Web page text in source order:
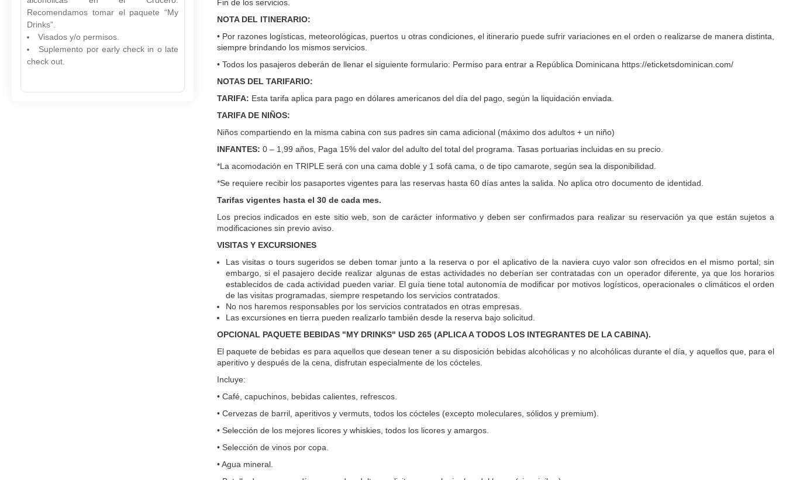
Fin de los servicios.
NOTA DEL ITINERARIO:
• Por razones logísticas, meteorológicas, puertos u otras condiciones, el itinerario puede sufrir variaciones en el orden o realizarse de manera distinta,
siempre brindando los mismos servicios.
• Todos los pasajeros deberán de llenar el siguiente formulario: Permiso para entrar a República Dominicana https://eticketsdominican.com/
NOTAS DEL TARIFARIO:
TARIFA: Esta tarifa aplica para pago en dólares americanos del día del pago, según la liquidación enviada.
TARIFA DE NIÑOS:
Niños compartiendo en la misma cabina con sus padres sin cama adicional (máximo dos adultos + un niño)
INFANTES: 0 – 1,99 años, Paga 15% del valor del adulto del total del programa. Tasas portuarias incluidas en su precio.
*La acomodación en TRIPLE será con una cama doble y 1 sofá cama, o de tipo camarote, según sea la disponibilidad.
*Se requiere recibir los pasaportes vigentes para las reservas hasta 60 días antes la salida. No aplica otro documento de identidad.
Tarifas vigentes hasta el 30 de cada mes.
Los precios indicados en este sitio web, son de carácter informativo y deben ser confirmados para realizar su reservación ya que están sujetos a
modificaciones sin previo aviso.
VISITAS Y EXCURSIONES
Las visitas o tours sugeridos se deben tomar junto a la reserva o por el aplicativo de la naviera cuyo valor son ofrecidos en el mismo portal; sin
embargo, si el pasajero decide realizar algunas de estas actividades no deberían ser contratadas con un operador diferente, ya que los horarios
establecidos de cada actividad pueden variar. El guía tiene total autonomía de modificar por motivos logísticos, operacionales o climáticos el orden
de las visitas programadas, siempre respetando los servicios contratados.
No nos haremos responsables por los servicios contratados en otras empresas.
Las excursiones en tierra pueden realizarlo también desde la reserva bajo solicitud.
OPCIONAL PAQUETE BEBIDAS "MY DRINKS" USD 265 (APLICA A TODOS LOS INTEGRANTES DE LA CABINA).
El paquete de bebidas es para aquellos que desean tener a su disposición bebidas alcohólicas y no alcohólicas durante el día, y aquellos que, para el
aperitivo y después de la cena, disfrutan especialmente de los cócteles.
Incluye:
• Café, capuchinos, bebidas calientes, refrescos.
• Cervezas de barril, aperitivos y vermuts, todos los cócteles (excepto moleculares, sólidos y premium).
• Selección de los mejores licores y whiskies, todos los licores y amargos.
• Selección de vinos por copa.
• Agua mineral.
Recomendamos tomar el paquete “My
Drinks”.
Visados y/o permisos.
Suplemento por early check in o late
check out.